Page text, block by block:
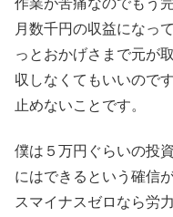
作業が苦痛なのでもう
月数千円の収益になっ
っとおかげさまで元が
収しなくてもいいので
止めないことです。
僕は５万円ぐらいの投
にはできるという確信
スマイナスゼロなら労